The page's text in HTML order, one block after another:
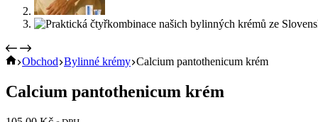
Home
Obchod Bylinné krémy Calcium pantothenicum krém
Calcium pantothenicum krém